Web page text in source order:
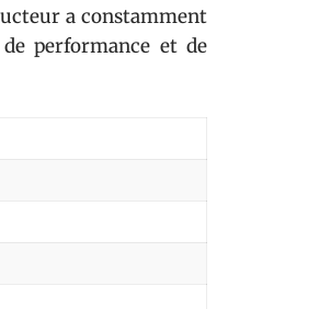
a constamment
performance et de